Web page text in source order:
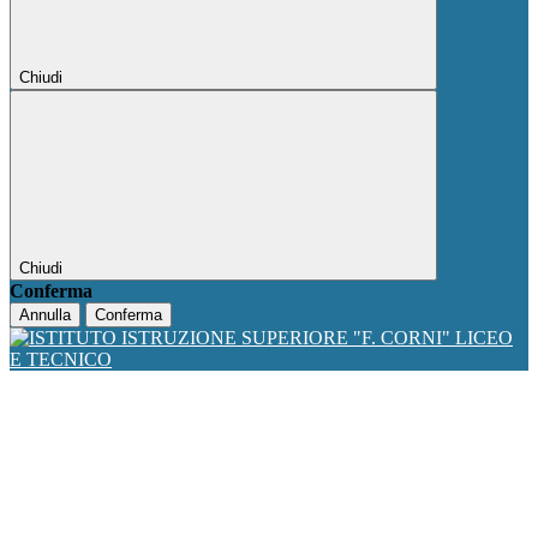
Chiudi
Chiudi
Conferma
Annulla Conferma